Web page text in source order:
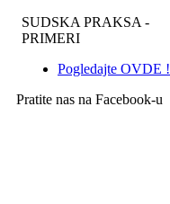
SUDSKA PRAKSA -
PRIMERI
Pogledajte OVDE !
Pratite nas na Facebook-u